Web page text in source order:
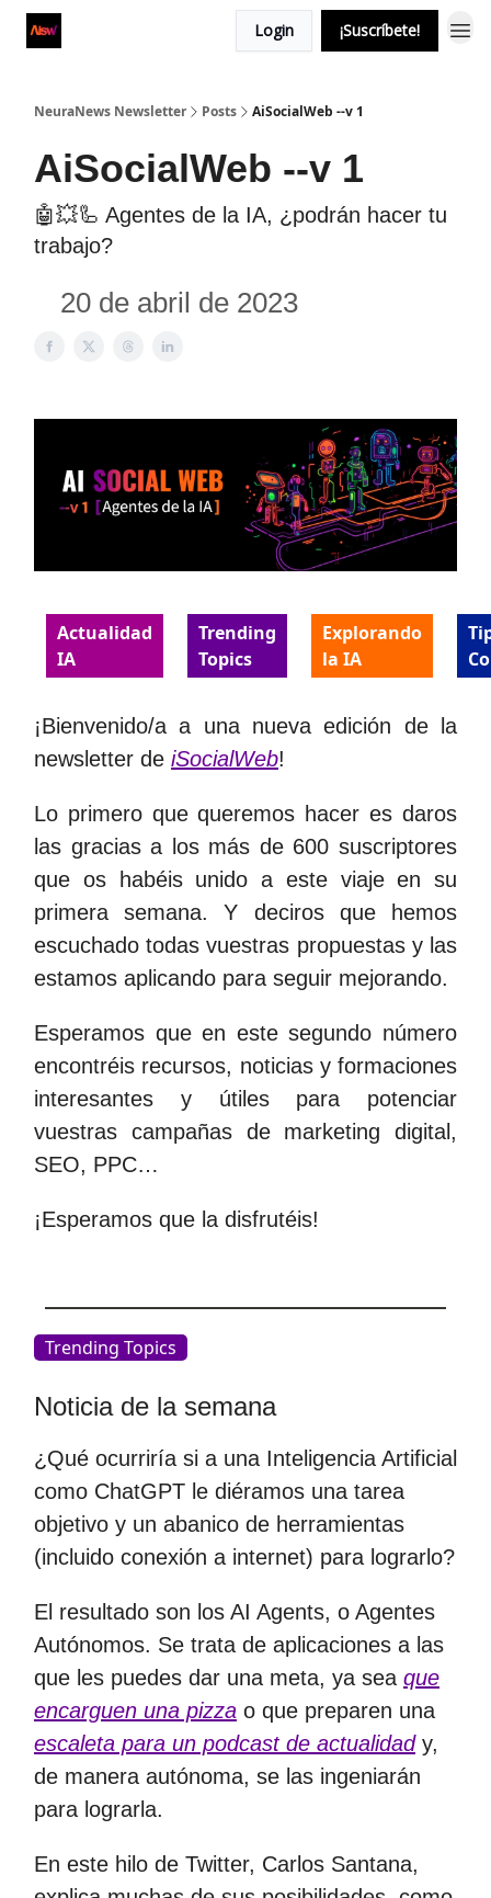
Login ¡Suscríbete!
NeuraNews Newsletter Posts AiSocialWeb --v 1
AiSocialWeb --v 1
🤖💥🦾 Agentes de la IA, ¿podrán hacer tu
trabajo?
20 de abril de 2023
Actualidad
IA
Trending
Topics
Explorando
la IA
¡Bienvenido/a a una nueva edición de la
newsletter de iSocialWeb!
Lo primero que queremos hacer es daros
las gracias a los más de 600 suscriptores
que os habéis unido a este viaje en su
primera semana. Y deciros que hemos
escuchado todas vuestras propuestas y las
estamos aplicando para seguir mejorando.
Esperamos que en este segundo número
encontréis recursos, noticias y formaciones
interesantes y útiles para potenciar
vuestras campañas de marketing digital,
SEO, PPC…
¡Esperamos que la disfrutéis!
Trending Topics
Noticia de la semana
¿Qué ocurriría si a una Inteligencia Artificial
como ChatGPT le diéramos una tarea
objetivo y un abanico de herramientas
(incluido conexión a internet) para lograrlo?
El resultado son los AI Agents, o Agentes
Autónomos. Se trata de aplicaciones a las
que les puedes dar una meta, ya sea que
encarguen una pizza o que preparen una
escaleta para un podcast de actualidady,
de manera autónoma, se las ingeniarán
para lograrla.
En este hilo de Twitter, Carlos Santana,